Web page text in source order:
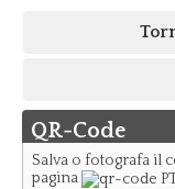
QR-Code
Salva o fotografa il
pagina